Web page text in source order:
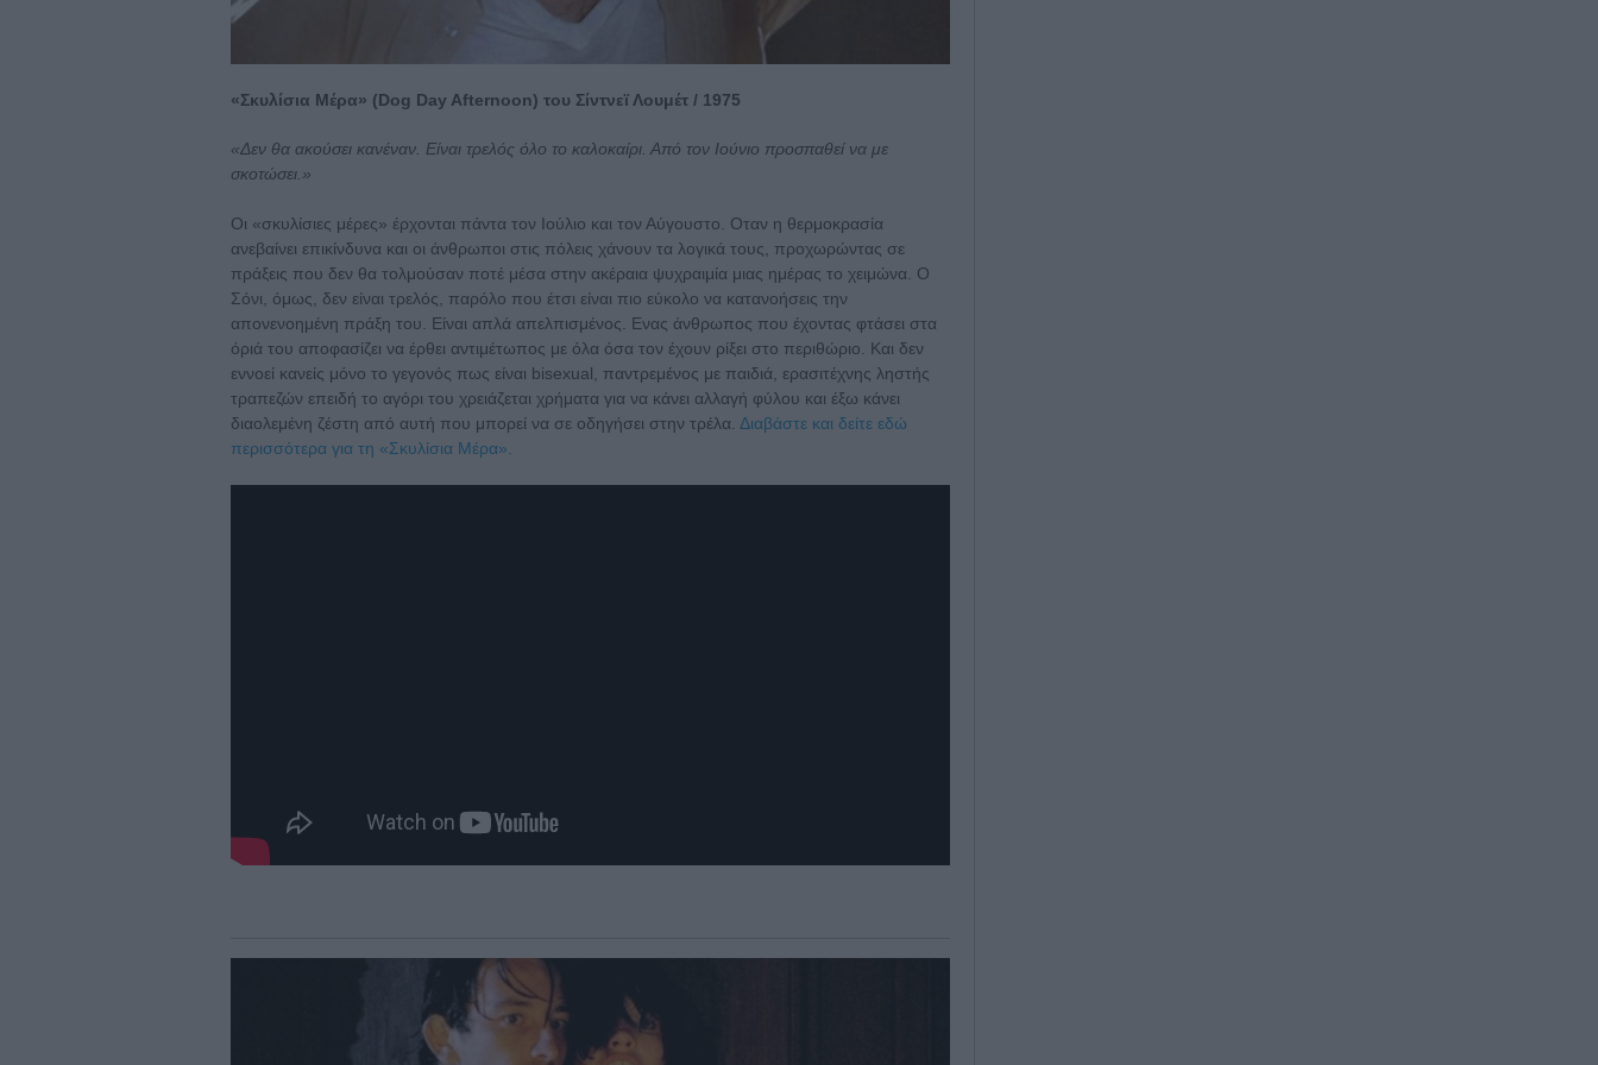
«Σκυλίσια Μέρα» (Dog Day Afternoon) του Σίντνεϊ Λουμέτ / 1975
«Δεν θα ακούσει κανέναν. Είναι τρελός όλο το καλοκαίρι. Από τον Ιούνιο προσπαθεί να με
σκοτώσει.»
Οι «σκυλίσιες μέρες» έρχονται πάντα τον Ιούλιο και τον Αύγουστο. Οταν η θερμοκρασία
ανεβαίνει επικίνδυνα και οι άνθρωποι στις πόλεις χάνουν τα λογικά τους, προχωρώντας σε
πράξεις που δεν θα τολμούσαν ποτέ μέσα στην ακέραια ψυχραιμία μιας ημέρας το χειμώνα. Ο
Σόνι, όμως, δεν είναι τρελός, παρόλο που έτσι είναι πιο εύκολο να κατανοήσεις την
απονενοημένη πράξη του. Είναι απλά απελπισμένος. Ενας άνθρωπος που έχοντας φτάσει στα
όριά του αποφασίζει να έρθει αντιμέτωπος με όλα όσα τον έχουν ρίξει στο περιθώριο. Και δεν
εννοεί κανείς μόνο το γεγονός πως είναι bisexual, παντρεμένος με παιδιά, ερασιτέχνης ληστής
τραπεζών επειδή το αγόρι του χρειάζεται χρήματα για να κάνει αλλαγή φύλου και έξω κάνει
διαολεμένη ζέστη από αυτή που μπορεί να σε οδηγήσει στην τρέλα. Διαβάστε και δείτε εδώ
περισσότερα για τη «Σκυλίσια Μέρα».